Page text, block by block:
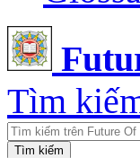
Tìm
Tìm kiếm